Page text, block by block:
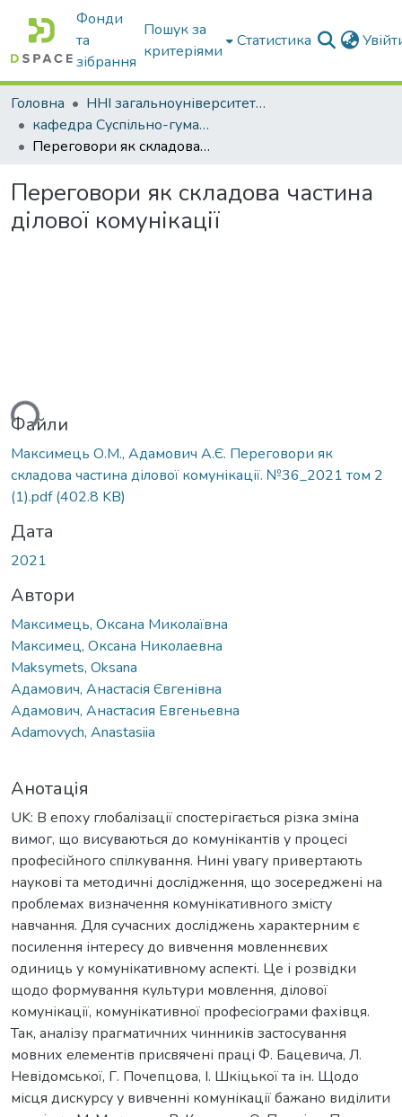
Фонди
та
зібрання
Пошук за
критеріями
Статистика
Головна
ННІ загальноуніверситетської підготовки
кафедра Суспільно-гуманітарні науки
Переговори як складова частина ділової комунікації
Переговори як складова частина
ділової комунікації
Файли
Максимець О.М., Адамович А.Є. Переговори як
складова частина ділової комунікації. №36_2021 том 2
(1).pdf(402.8 KB)
Дата
2021
Автори
Максимець, Оксана Миколаївна
Максимец, Оксана Николаевна
Maksymets, Oksana
Адамович, Анастасія Євгенівна
Адамович, Анастасия Евгеньевна
Adamovych, Anastasiia
Анотація
UK: В епоху глобалізації спостерігається різка зміна
вимог, що висуваються до комунікантів у процесі
професійного спілкування. Нині увагу привертають
наукові та методичні дослідження, що зосереджені на
проблемах визначення комунікативного змісту
навчання. Для сучасних досліджень характерним є
посилення інтересу до вивчення мовленнєвих
одиниць у комунікативному аспекті. Це і розвідки
щодо формування культури мовлення, ділової
комунікації, комунікативної професіограми фахівця.
Так, аналізу прагматичних чинників застосування
мовних елементів присвячені праці Ф. Бацевича, Л.
Невідомської, Г. Почепцова, І. Шкіцької та ін. Щодо
місця дискурсу у вивченні комунікації бажано виділити